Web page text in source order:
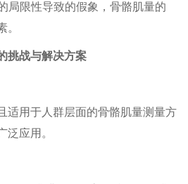
局限性导致的假象，骨骼肌量的
。
挑战与解决方案
适用于人群层面的骨骼肌量测量方
泛应用。